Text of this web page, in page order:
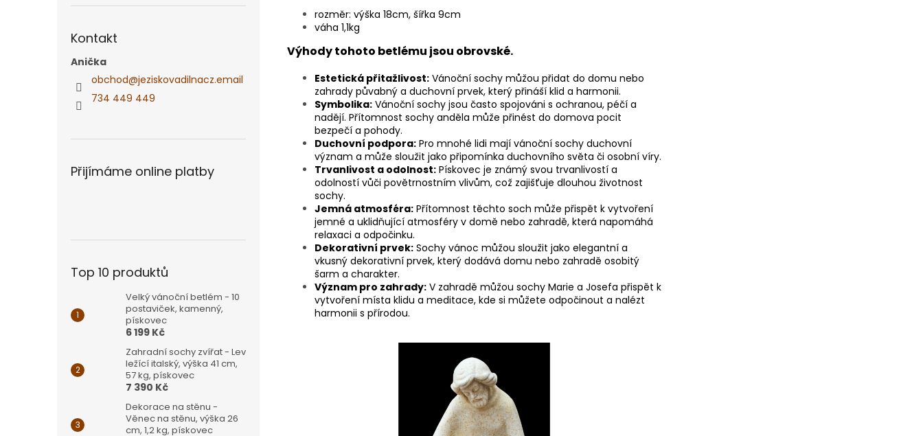
Kontakt
Anička
obchod@jeziskovadilnacz.email
734 449 449
Přijímáme online platby
Top 10 produktů
Velký vánoční betlém - 10
postaviček, kamenný,
pískovec
6 199 Kč
Zahradní sochy zvířat - Lev
ležící italský, výška 41 cm,
57 kg, pískovec
7 390 Kč
Dekorace na stěnu -
Věnec na stěnu, výška 26
cm, 1,2 kg, pískovec
rozměr: výška 18cm, šířka 9cm
váha 1,1kg
Výhody tohoto betlému jsou obrovské.
Estetická přitažlivost: Vánoční sochy můžou přidat do domu nebo
zahrady půvabný a duchovní prvek, který přináší klid a harmonii.
Symbolika: Vánoční sochy jsou často spojováni s ochranou, péčí a
nadějí. Přítomnost sochy anděla může přinést do domova pocit
bezpečí a pohody.
Duchovní podpora: Pro mnohé lidi mají vánoční sochy duchovní
význam a může sloužit jako připomínka duchovního světa či osobní víry.
Trvanlivost a odolnost: Pískovec je známý svou trvanlivostí a
odolností vůči povětrnostním vlivům, což zajišťuje dlouhou životnost
sochy.
Jemná atmosféra: Přítomnost těchto soch může přispět k vytvoření
jemné a uklidňující atmosféry v domě nebo zahradě, která napomáhá
relaxaci a odpočinku.
Dekorativní prvek: Sochy vánoc můžou sloužit jako elegantní a
vkusný dekorativní prvek, který dodává domu nebo zahradě osobitý
šarm a charakter.
Význam pro zahrady: V zahradě můžou sochy Marie a Josefa přispět k
vytvoření místa klidu a meditace, kde si můžete odpočinout a nalézt
harmonii s přírodou.